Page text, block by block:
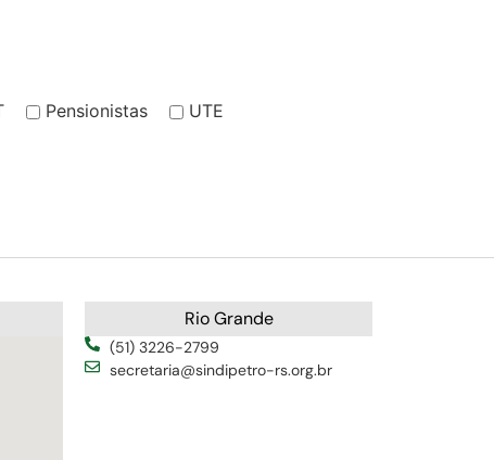
Pensionistas
UTE
Rio Grande
(51) 3226-2799
secretaria@sindipetro-rs.org.br